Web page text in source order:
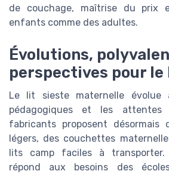
de couchage, maîtrise du prix
enfants comme des adultes.
Évolutions,
perspectives pour
Le lit sieste maternelle évolue
pédagogiques et les attentes
fabricants proposent
légers, des couchettes
lits camp faciles à transporter.
répond aux besoins des